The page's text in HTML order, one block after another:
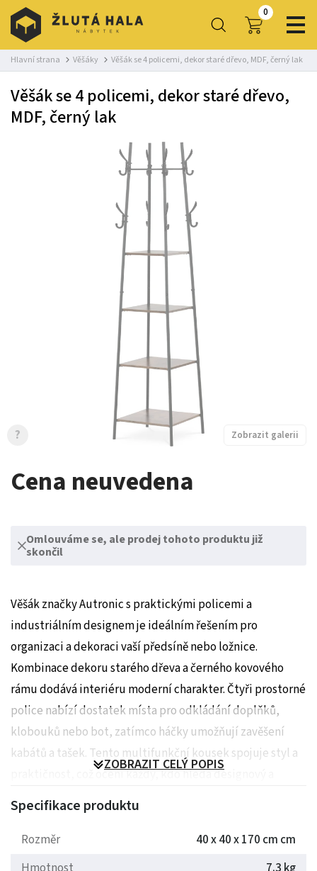
0
Hlavní strana Věšáky Věšák se 4 policemi, dekor staré dřevo, MDF, černý lak
Cena neuvedena
Omlouváme se, ale prodej tohoto produktu již
skončil
Věšák se 4 policemi, dekor staré dřevo,
MDF, černý lak
Zobrazit galerii
?
Věšák značky Autronic s praktickými policemi a
industriálním designem je ideálním řešením pro
organizaci a dekoraci vaší předsíně nebo ložnice.
Kombinace dekoru starého dřeva a černého kovového
rámu dodává interiéru moderní charakter. Čtyři prostorné
police nabízí dostatek místa pro odkládání doplňků,
klobouků nebo bot, zatímco háčky umožňují zavěšení
kabátů a tašek. Tento multifunkční kousek spojuje styl a
praktičnost, což ocení každý, kdo hledá designový a
účelný doplněk pro svůj domov.
Rozměry: 40 x 40 x 170 cm
Hmotnost: 7.3 kg
ZOBRAZIT CELÝ POPIS
Specifikace produktu
Rozměr
40 x 40 x 170 cm cm